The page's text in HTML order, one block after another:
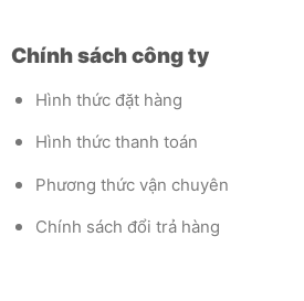
Chính sách công ty
Hình thức đặt hàng
Hình thức thanh toán
Phương thức vận chuyên
Chính sách đổi trả hàng